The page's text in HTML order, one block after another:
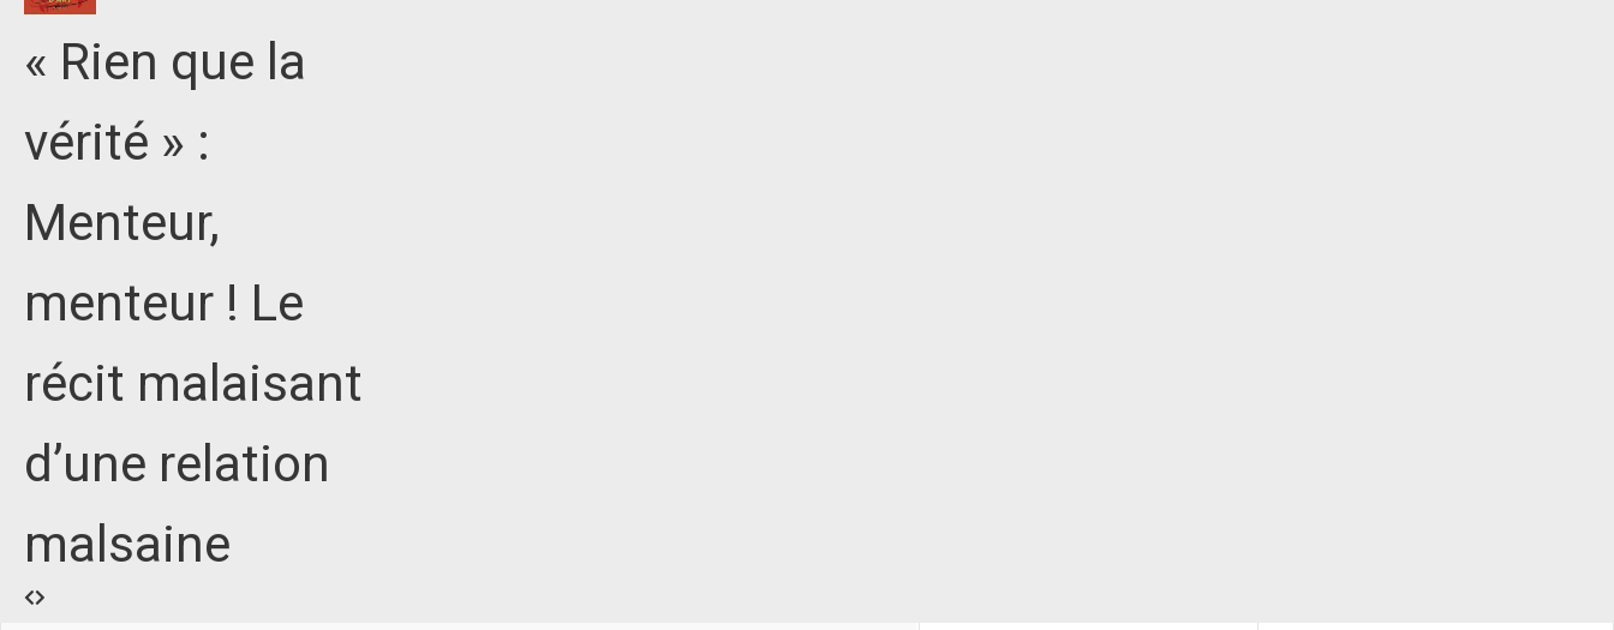
« Rien que la
vérité » :
Menteur,
menteur ! Le
récit malaisant
d’une relation
malsaine